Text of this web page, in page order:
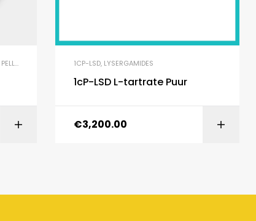
PELLETS 1CP-LSD, LYSERGAMIDES
1cP-LSD L-tartrate Puur
€3,200.00